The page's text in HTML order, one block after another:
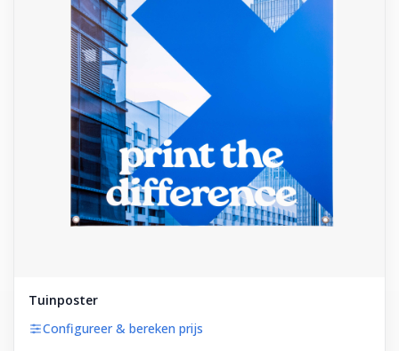
Tuinposter
Configureer & bereken prijs